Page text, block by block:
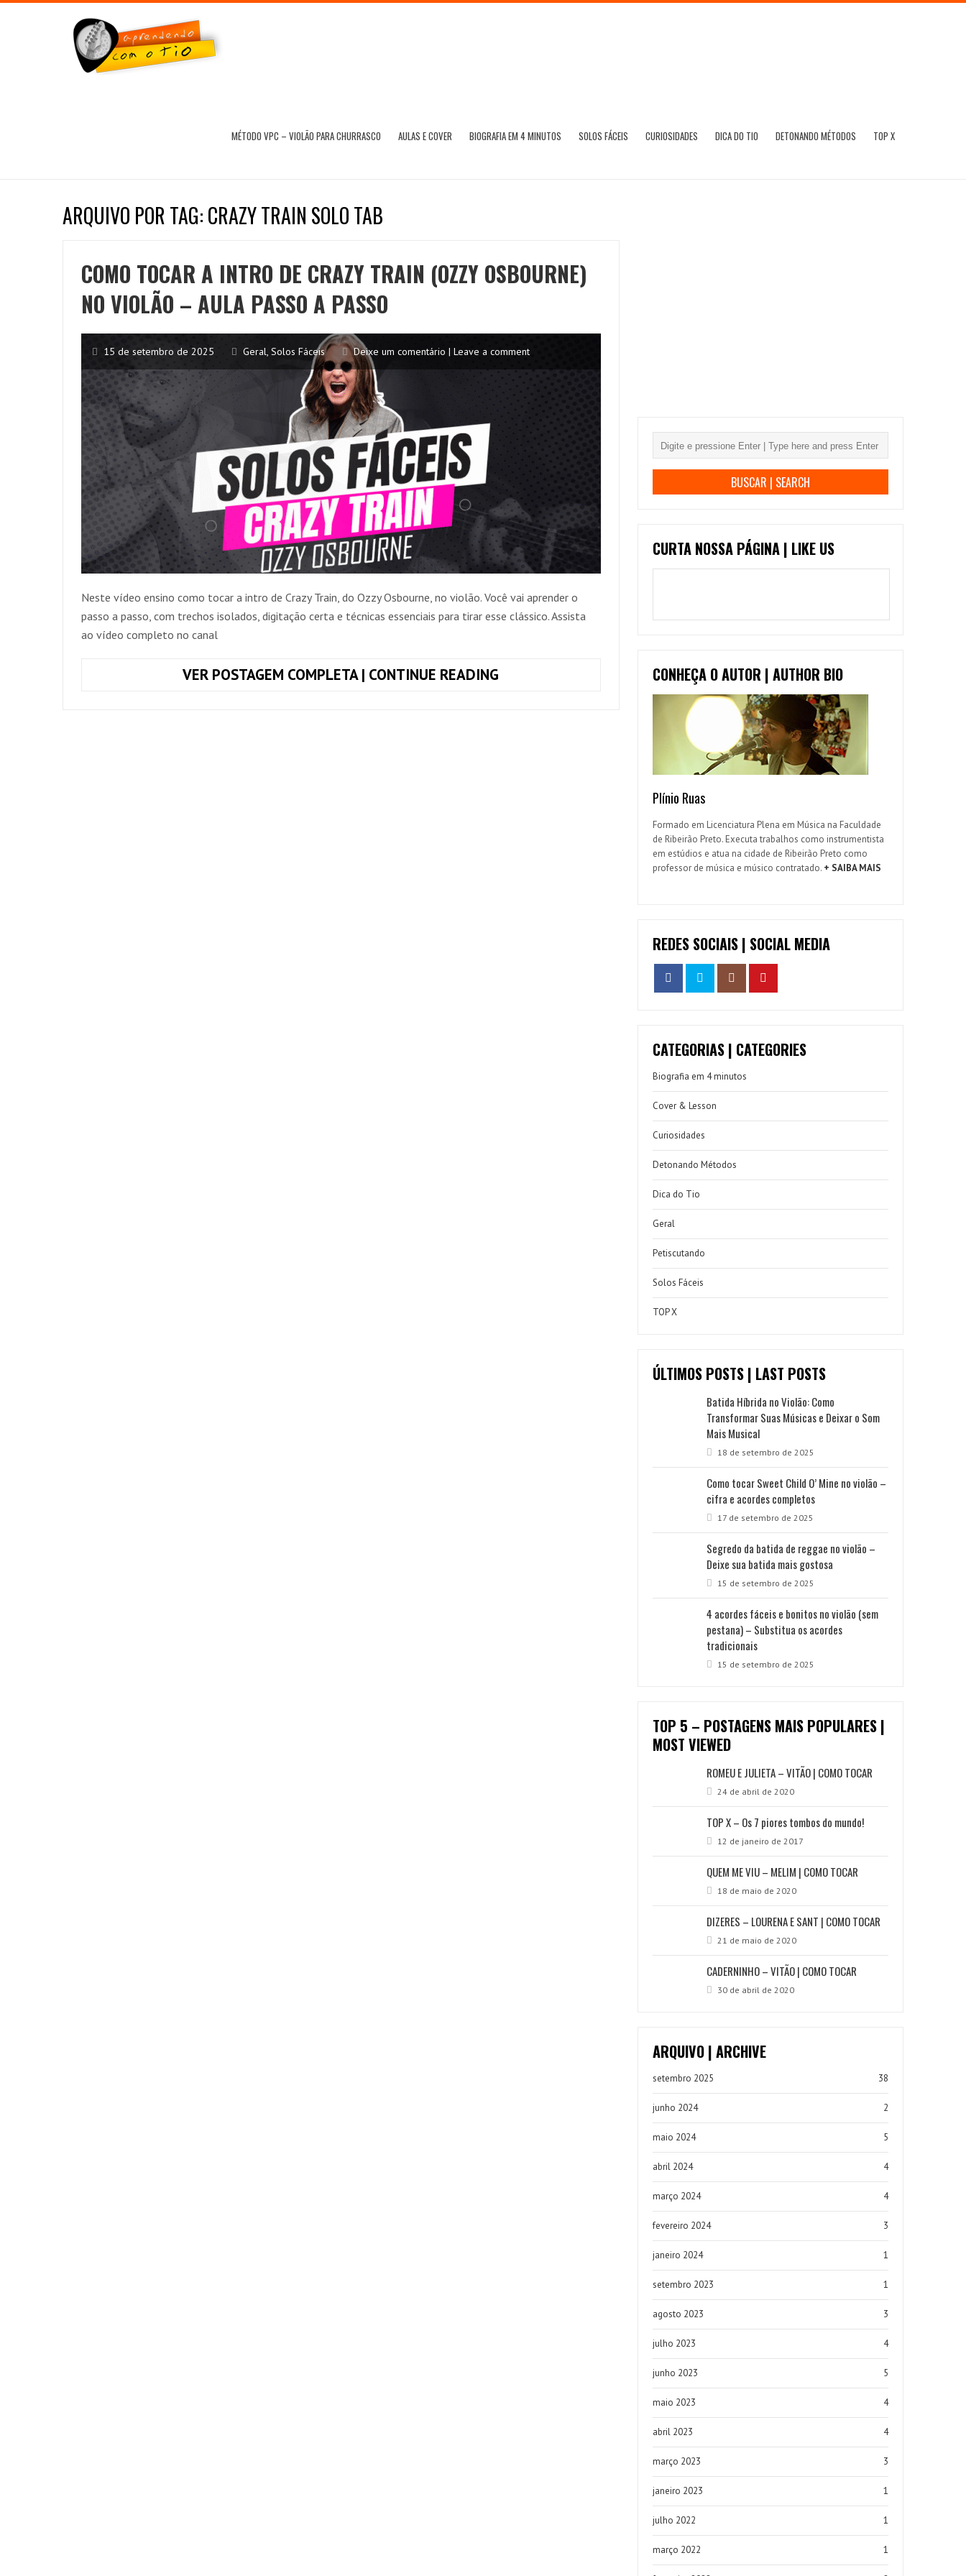
MÉTODO VPC – VIOLÃO PARA CHURRASCO AULAS E COVER BIOGRAFIA EM 4 MINUTOS SOLOS FÁCEIS CURIOSIDADES DICA DO TIO DETONANDO MÉTODOS TOP X
ARQUIVO POR TAG: CRAZY TRAIN SOLO TAB
COMO TOCAR A INTRO DE CRAZY TRAIN (OZZY OSBOURNE)
NO VIOLÃO – AULA PASSO A PASSO
15 de setembro de 2025 Geral, Solos Fáceis Deixe um comentário | Leave a comment
Neste vídeo ensino como tocar a intro de Crazy Train, do Ozzy Osbourne, no violão. Você vai aprender o
passo a passo, com trechos isolados, digitação certa e técnicas essenciais para tirar esse clássico. Assista
ao vídeo completo no canal
VER POSTAGEM COMPLETA | CONTINUE READING
CURTA NOSSA PÁGINA | LIKE US
CONHEÇA O AUTOR | AUTHOR BIO
Plínio Ruas
Formado em Licenciatura Plena em Música na Faculdade
de Ribeirão Preto. Executa trabalhos como instrumentista
em estúdios e atua na cidade de Ribeirão Preto como
professor de música e músico contratado. + SAIBA MAIS
REDES SOCIAIS | SOCIAL MEDIA
CATEGORIAS | CATEGORIES
Biografia em 4 minutos
Cover & Lesson
Curiosidades
Detonando Métodos
Dica do Tio
Geral
Petiscutando
Solos Fáceis
TOP X
ÚLTIMOS POSTS | LAST POSTS
Batida Híbrida no Violão: Como
Transformar Suas Músicas e Deixar o Som
Mais Musical
18 de setembro de 2025
Como tocar Sweet Child O’ Mine no violão –
cifra e acordes completos
17 de setembro de 2025
Segredo da batida de reggae no violão –
Deixe sua batida mais gostosa
15 de setembro de 2025
4 acordes fáceis e bonitos no violão (sem
pestana) – Substitua os acordes
tradicionais
15 de setembro de 2025
TOP 5 – POSTAGENS MAIS POPULARES |
MOST VIEWED
ROMEU E JULIETA – VITÃO | COMO TOCAR
24 de abril de 2020
TOP X – Os 7 piores tombos do mundo!
12 de janeiro de 2017
QUEM ME VIU – MELIM | COMO TOCAR
18 de maio de 2020
DIZERES – LOURENA E SANT | COMO TOCAR
21 de maio de 2020
CADERNINHO – VITÃO | COMO TOCAR
30 de abril de 2020
ARQUIVO | ARCHIVE
setembro 2025 38
junho 2024 2
maio 2024 5
abril 2024 4
março 2024 4
fevereiro 2024 3
janeiro 2024 1
setembro 2023 1
agosto 2023 3
julho 2023 4
junho 2023 5
maio 2023 4
abril 2023 4
março 2023 3
janeiro 2023 1
julho 2022 1
março 2022 1